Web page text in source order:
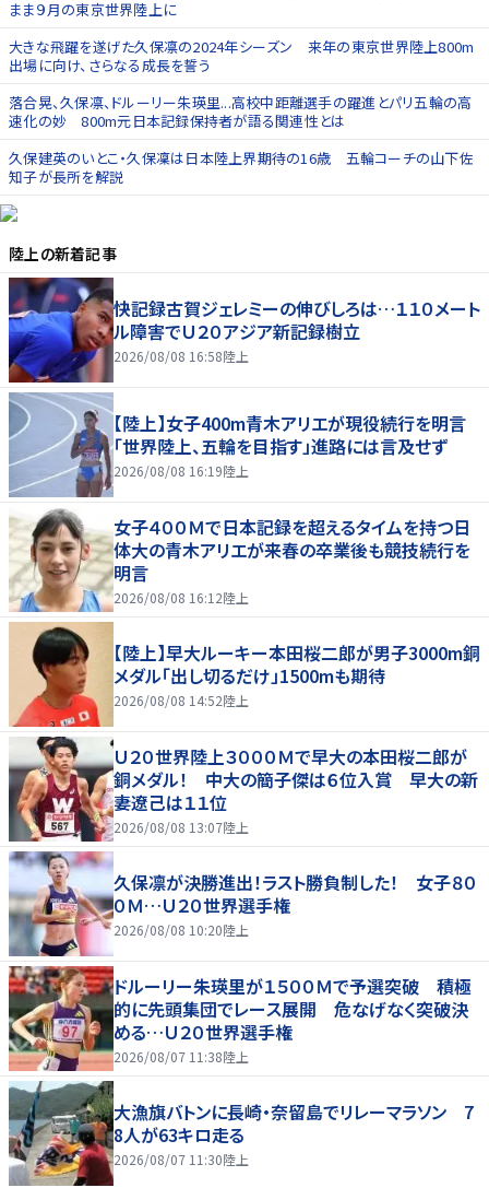
まま９月の東京世界陸上に
大きな飛躍を遂げた久保凛の2024年シーズン 来年の東京世界陸上800m
出場に向け、さらなる成長を誓う
落合晃、久保凛、ドルーリー朱瑛里...高校中距離選手の躍進とパリ五輪の高
速化の妙 800m元日本記録保持者が語る関連性とは
久保建英のいとこ・久保凜は日本陸上界期待の16歳 五輪コーチの山下佐
知子が長所を解説
陸上の新着記事
快記録古賀ジェレミーの伸びしろは…１１０メート
ル障害でＵ２０アジア新記録樹立
2026/08/08 16:58陸上
【陸上】女子400m青木アリエが現役続行を明言
「世界陸上、五輪を目指す」進路には言及せず
2026/08/08 16:19陸上
女子４００Ｍで日本記録を超えるタイムを持つ日
体大の青木アリエが来春の卒業後も競技続行を
明言
2026/08/08 16:12陸上
【陸上】早大ルーキー本田桜二郎が男子3000m銅
メダル「出し切るだけ」1500mも期待
2026/08/08 14:52陸上
Ｕ２０世界陸上３０００Ｍで早大の本田桜二郎が
銅メダル！ 中大の簡子傑は６位入賞 早大の新
妻遼己は１１位
2026/08/08 13:07陸上
久保凛が決勝進出！ラスト勝負制した！ 女子８０
０Ｍ…Ｕ２０世界選手権
2026/08/08 10:20陸上
ドルーリー朱瑛里が１５００Ｍで予選突破 積極
的に先頭集団でレース展開 危なげなく突破決
める…Ｕ２０世界選手権
2026/08/07 11:38陸上
大漁旗バトンに長崎・奈留島でリレーマラソン 7
8人が63キロ走る
2026/08/07 11:30陸上